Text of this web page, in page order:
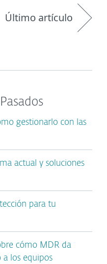
Último artículo
gestionarlo con las
actual y soluciones
para tu
cómo MDR da
a los equipos